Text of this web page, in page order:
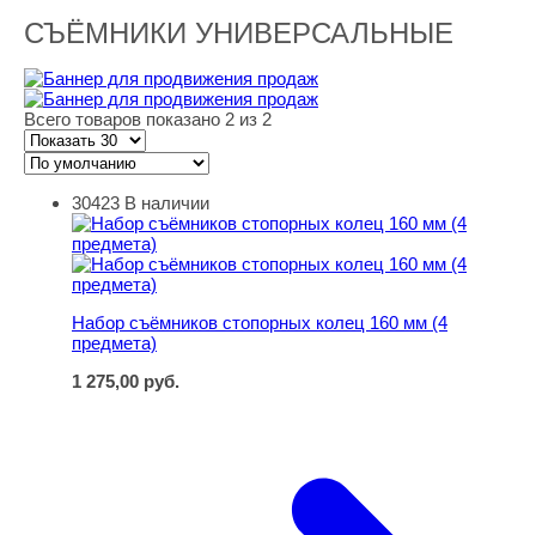
СЪЁМНИКИ УНИВЕРСАЛЬНЫЕ
Всего товаров показано 2 из 2
Набор съёмников стопорных колец 160 мм (4 предмета)
30423 В наличии
Набор съёмников стопорных колец 160 мм (4
предмета)
1 275,00 руб.